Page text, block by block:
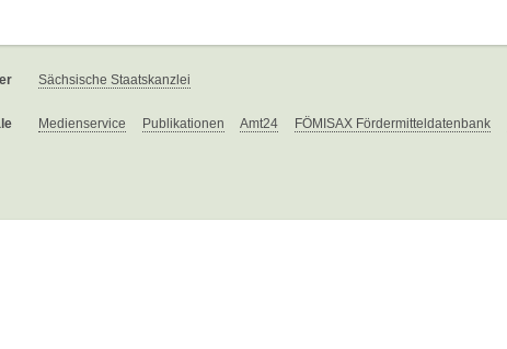
Sächsische Staatskanzlei
Medienservice Publikationen Amt24 FÖMISAX Fördermitteldatenbank